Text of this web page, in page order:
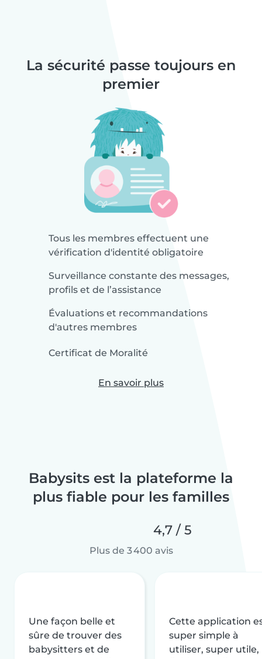
La sécurité passe toujours en
premier
Tous les membres effectuent une
vérification d'identité obligatoire
Surveillance constante des messages,
profils et de l’assistance
Évaluations et recommandations
d'autres membres
Certificat de Moralité
En savoir plus
Babysits est la plateforme la
plus fiable pour les familles
4,7 / 5
Plus de 3 400 avis
Une façon belle et
sûre de trouver des
babysitters et de
Cette application
super simple à
utiliser, super utile,